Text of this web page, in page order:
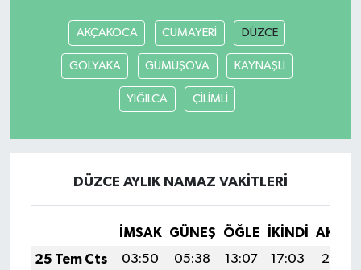
AKÇAKOCA CUMAYERİ DÜZCE
GÖLYAKA GÜMÜŞOVA KAYNAŞLI
YIĞILCA ÇİLİMLİ
DÜZCE AYLIK NAMAZ VAKITLERI
İMSAK GÜNEŞ ÖĞLE İKINDI
25 Tem Cts
03:50 05:38 13:07 17:03
20:26